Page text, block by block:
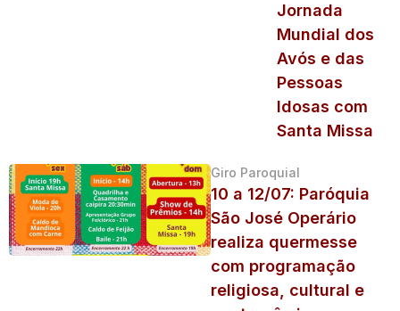
Jornada
Mundial dos
Avós e das
Pessoas
Idosas com
Santa Missa
Giro Paroquial
10 a 12/07: Paróquia
São José Operário
realiza quermesse
com programação
religiosa, cultural e